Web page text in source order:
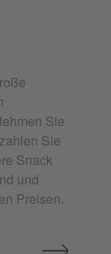
Sie
Sie
Snack
und
Preisen.